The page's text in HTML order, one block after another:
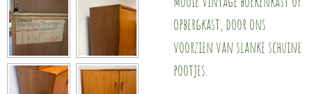
opbergkast, door ons
voorzien van slanke schuine
pootjes.